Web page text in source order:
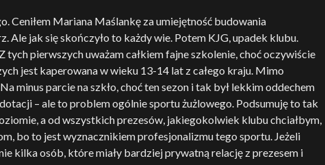
Ceniłem Mariana Maślankę za umiejętność budowania
Ale jak się skończyło to każdy wie. Potem KJG, upadek klubu.
tych pierwszych uważam całkiem fajne szkolenie, choć oczywiście
jest kaperowana w wieku 13-14 lat z całego kraju. Mimo
minus parcie na szkło, choć ten sezon i tak był lekkim oddechem
– ale to problem ogólnie sportu żużlowego. Podsumuję to tak
a od wszystkich prezesów, jakiegokolwiek klubu chciałbym,
bo to jest wyznacznikiem profesjonalizmu tego sportu. Jeżeli
kilka osób, które miały bardziej prywatną relację z prezesem i